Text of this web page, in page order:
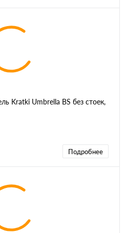
Kratki Umbrella BS без стоек,
Подробнее